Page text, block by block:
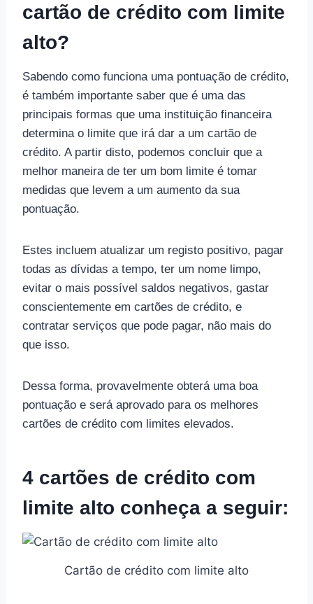
cartão de crédito com limite
alto?
Sabendo como funciona uma pontuação de crédito,
é também importante saber que é uma das
principais formas que uma instituição financeira
determina o limite que irá dar a um cartão de
crédito. A partir disto, podemos concluir que a
melhor maneira de ter um bom limite é tomar
medidas que levem a um aumento da sua
pontuação.
Estes incluem atualizar um registo positivo, pagar
todas as dívidas a tempo, ter um nome limpo,
evitar o mais possível saldos negativos, gastar
conscientemente em cartões de crédito, e
contratar serviços que pode pagar, não mais do
que isso.
Dessa forma, provavelmente obterá uma boa
pontuação e será aprovado para os melhores
cartões de crédito com limites elevados.
4 cartões de crédito com
limite alto conheça a seguir:
Cartão de crédito com limite alto